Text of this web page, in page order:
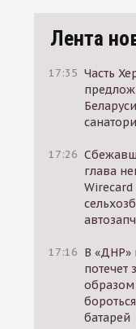
Лента
17:35 Часть
17:26
глава
Wirecard
17:16 В «ДНР»
потечет
образом
батарей